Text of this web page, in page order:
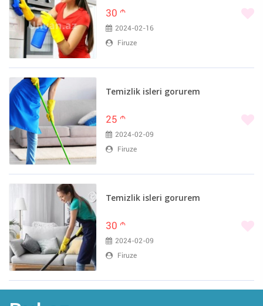
30 m
2024-02-16
Firuze
Temizlik isleri gorurem
25 m
2024-02-09
Firuze
Temizlik isleri gorurem
30 m
2024-02-09
Firuze